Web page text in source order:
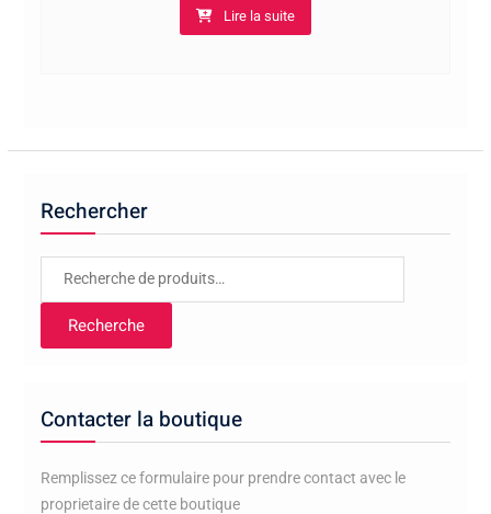
Lire la suite
Rechercher
Recherche
Recherche
Contacter la boutique
Remplissez ce formulaire pour prendre contact avec le
proprietaire de cette boutique